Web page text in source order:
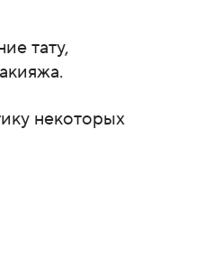
тату,
некоторых